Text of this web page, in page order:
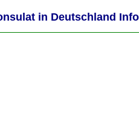
in Deutschland